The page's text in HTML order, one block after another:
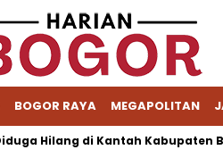
BOGOR RAYA MEGAPOLITAN
di Kantah Kabupaten Bogor I